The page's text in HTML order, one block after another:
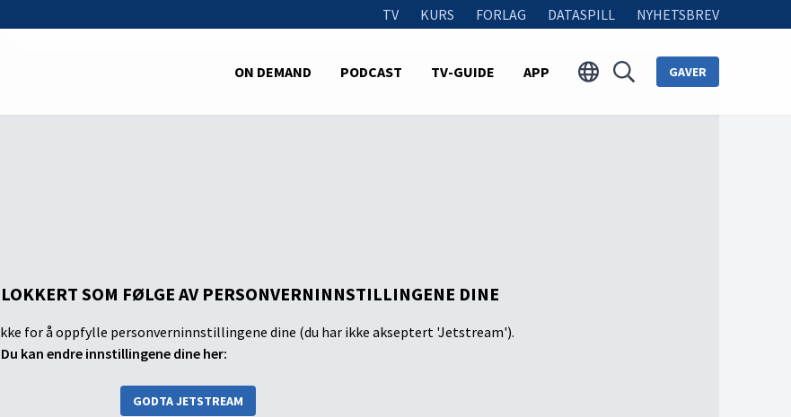
TV KURS FORLAG DATASPILL NYHETSBREV
ON DEMAND PODCAST TV-GUIDE APP GAVER
SOM FØLGE AV PERSONVERNINNSTILLINGENE DINE
for å oppfylle personverninnstillingene dine (du har ikke akseptert 'Jetstream').
kan endre innstillingene dine her:
GODTA JETSTREAM